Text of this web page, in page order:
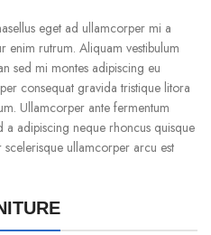
eget ad ullamcorper mi a
enim rutrum. Aliquam vestibulum
sed mi montes adipiscing eu
consequat gravida tristique litora
Ullamcorper ante fermentum
adipiscing neque rhoncus quisque
ullamcorper arcu est